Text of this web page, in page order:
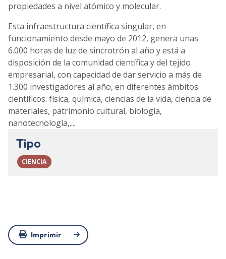
propiedades a nivel atómico y molecular.
Esta infraestructura científica singular, en
funcionamiento desde mayo de 2012, genera unas
6.000 horas de luz de sincrotrón al año y está a
disposición de la comunidad científica y del tejido
empresarial, con capacidad de dar servicio a más de
1.300 investigadores al año, en diferentes ámbitos
científicos: física, química, ciencias de la vida, ciencia de
materiales, patrimonio cultural, biología,
nanotecnología,....
Tipo
CIENCIA
Imprimir